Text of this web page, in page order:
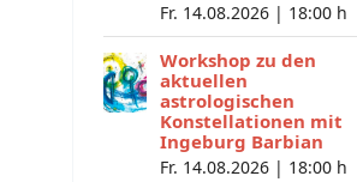
Fr. 14.08.2026 | 18:00 h
Workshop zu den
aktuellen
astrologischen
Konstellationen mit
Ingeburg Barbian
Fr. 14.08.2026 | 18:00 h